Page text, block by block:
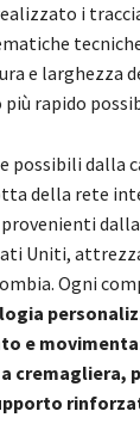
i
e larghezza
rapido
possibili dalla
della rete
provenienti
Uniti,
Ogni
e
cremagliera,